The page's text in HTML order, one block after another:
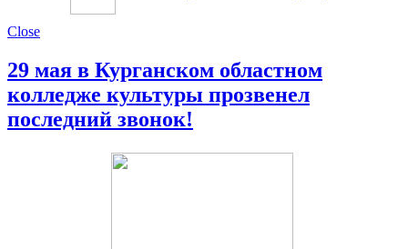
Close
29 мая в Курганском областном
колледже культуры прозвенел
последний звонок!